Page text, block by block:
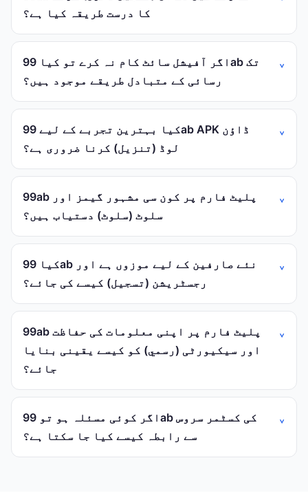
کا درست طریقہ کیا ہے؟
اگر آفیشل سائٹ کام نہ کرے تو کیا 99ab تک
رسائی کے متبادل طریقے موجود ہیں؟
کیا بہترین تجربے کے لیے 99ab APK ڈاؤن
لوڈ (تنزيل) کرنا ضروری ہے؟
99ab پلیٹ فارم پر کون سی مشہور گیمز اور
سلوٹ (سلوٹ) دستیاب ہیں؟
کیا 99ab نئے صارفین کے لیے موزوں ہے اور
رجسٹریشن (تسجيل) کیسے کی جائے؟
99ab پلیٹ فارم پر اپنی معلومات کی حفاظت
اور سیکیورٹی (رسمي) کو کیسے یقینی بنایا
جائے؟
اگر کوئی مسئلہ ہو تو 99ab کی کسٹمر سروس
سے رابطہ کیسے کیا جا سکتا ہے؟